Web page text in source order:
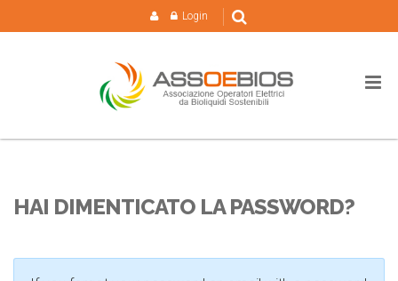
Login
HAI DIMENTICATO LA PASSWORD?